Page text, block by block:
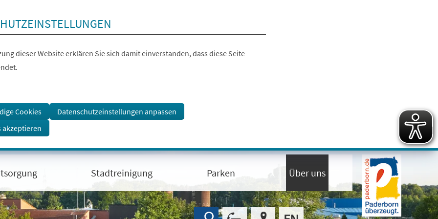
dieser Website erklären Sie sich damit einverstanden, dass diese Seite
Cookies
Datenschutzeinstellungen anpassen
akzeptieren
Stadtreinigung Parken Über uns